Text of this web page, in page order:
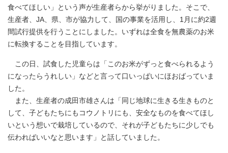
食べてほしい」という声が生産者らから挙がりました。そこで、
生産者、JA、県、市が協力して、国の事業を活用し、1月に約2週
間試行提供を行うことにしました。いずれは全食を無農薬のお米
に転換することを目指しています。
この日、試食した児童らは「このお米がずっと食べられるよう
になったらうれしい」などと言って口いっぱいにほおばっていま
した。
また、生産者の成田市雄さんは「同じ地球に生きる生きものと
して、子どもたちにもコウノトリにも、安全なものを食べてほし
いという想いで栽培しているので、それが子どもたちに少しでも
伝わればいいなと思います」と話していました。